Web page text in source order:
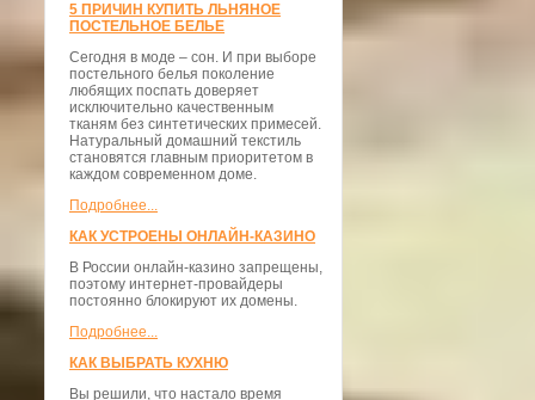
5 ПРИЧИН КУПИТЬ ЛЬНЯНОЕ
ПОСТЕЛЬНОЕ БЕЛЬЕ
Сегодня в моде – сон. И при выборе
постельного белья поколение
любящих поспать доверяет
исключительно качественным
тканям без синтетических примесей.
Натуральный домашний текстиль
становятся главным приоритетом в
каждом современном доме.
Подробнее...
КАК УСТРОЕНЫ ОНЛАЙН-КАЗИНО
В России онлайн-казино запрещены,
поэтому интернет-провайдеры
постоянно блокируют их домены.
Подробнее...
КАК ВЫБРАТЬ КУХНЮ
Вы решили, что настало время